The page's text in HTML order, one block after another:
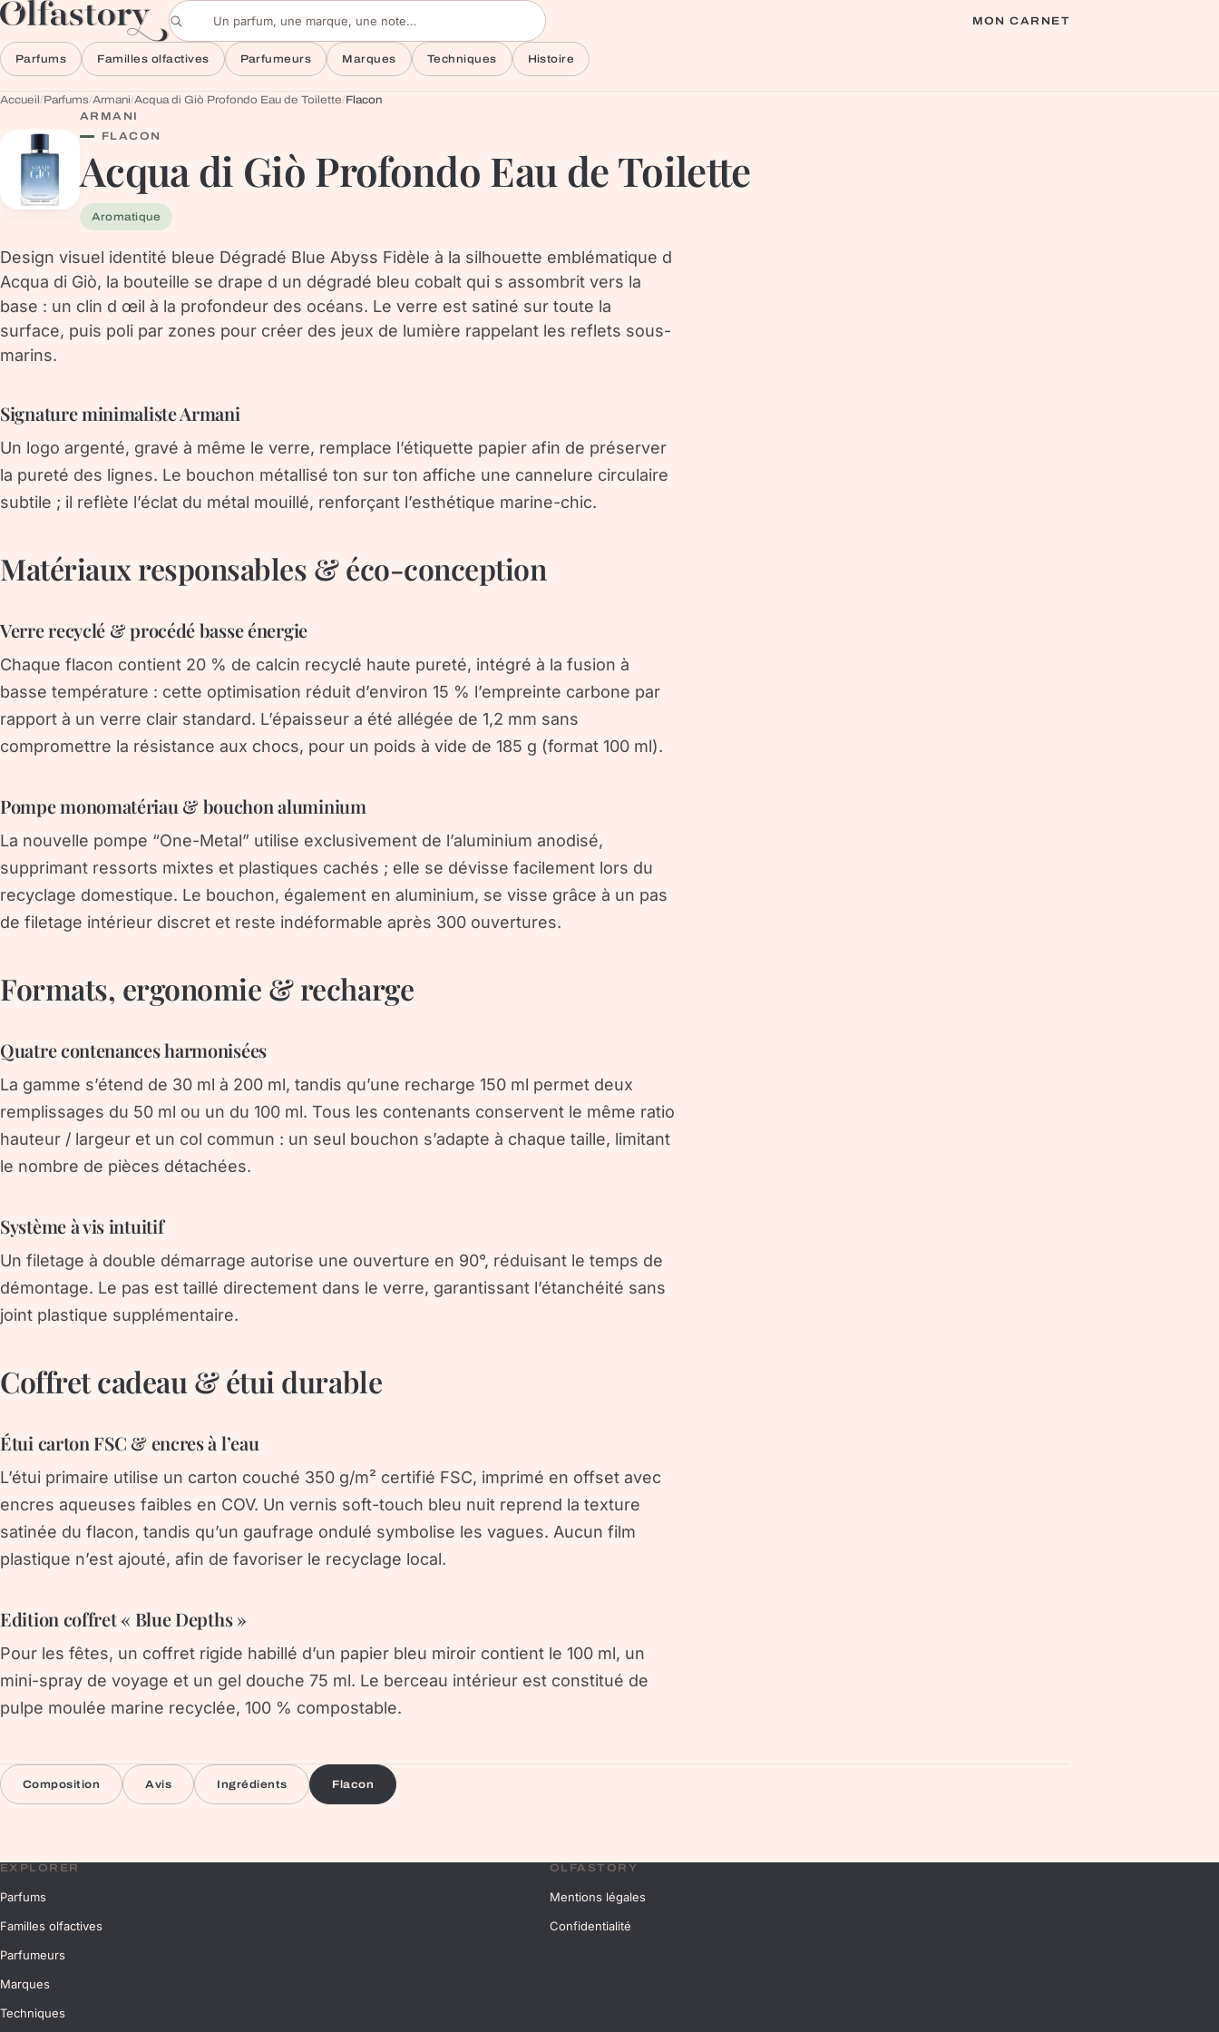
Aller au contenu
Rechercher un parfum
MON CARNET
Parfums Familles olfactives Parfumeurs Marques Techniques Histoire
Accueil/Parfums/Armani/Acqua di Giò Profondo Eau de Toilette/Flacon
ARMANI
FLACON
Acqua di Giò Profondo Eau de Toilette
Aromatique
Design visuel identité bleue Dégradé Blue Abyss Fidèle à la silhouette emblématique d
Acqua di Giò, la bouteille se drape d un dégradé bleu cobalt qui s assombrit vers la
base : un clin d œil à la profondeur des océans. Le verre est satiné sur toute la
surface, puis poli par zones pour créer des jeux de lumière rappelant les reflets sous-
marins.
Signature minimaliste Armani
Un logo argenté, gravé à même le verre, remplace l’étiquette papier afin de préserver
la pureté des lignes. Le bouchon métallisé ton sur ton affiche une cannelure circulaire
subtile ; il reflète l’éclat du métal mouillé, renforçant l’esthétique marine-chic.
Matériaux responsables & éco-conception
Verre recyclé & procédé basse énergie
Chaque flacon contient 20 % de calcin recyclé haute pureté, intégré à la fusion à
basse température : cette optimisation réduit d’environ 15 % l’empreinte carbone par
rapport à un verre clair standard. L’épaisseur a été allégée de 1,2 mm sans
compromettre la résistance aux chocs, pour un poids à vide de 185 g (format 100 ml).
Pompe monomatériau & bouchon aluminium
La nouvelle pompe “One-Metal” utilise exclusivement de l’aluminium anodisé,
supprimant ressorts mixtes et plastiques cachés ; elle se dévisse facilement lors du
recyclage domestique. Le bouchon, également en aluminium, se visse grâce à un pas
de filetage intérieur discret et reste indéformable après 300 ouvertures.
Formats, ergonomie & recharge
Quatre contenances harmonisées
La gamme s’étend de 30 ml à 200 ml, tandis qu’une recharge 150 ml permet deux
remplissages du 50 ml ou un du 100 ml. Tous les contenants conservent le même ratio
hauteur / largeur et un col commun : un seul bouchon s’adapte à chaque taille, limitant
le nombre de pièces détachées.
Système à vis intuitif
Un filetage à double démarrage autorise une ouverture en 90°, réduisant le temps de
démontage. Le pas est taillé directement dans le verre, garantissant l’étanchéité sans
joint plastique supplémentaire.
Coffret cadeau & étui durable
Étui carton FSC & encres à l’eau
L’étui primaire utilise un carton couché 350 g/m² certifié FSC, imprimé en offset avec
encres aqueuses faibles en COV. Un vernis soft-touch bleu nuit reprend la texture
satinée du flacon, tandis qu’un gaufrage ondulé symbolise les vagues. Aucun film
plastique n’est ajouté, afin de favoriser le recyclage local.
Edition coffret « Blue Depths »
Pour les fêtes, un coffret rigide habillé d’un papier bleu miroir contient le 100 ml, un
mini-spray de voyage et un gel douche 75 ml. Le berceau intérieur est constitué de
pulpe moulée marine recyclée, 100 % compostable.
Composition Avis Ingrédients Flacon
EXPLORER
Parfums
Familles olfactives
Parfumeurs
Marques
Techniques
OLFASTORY
Mentions légales
Confidentialité